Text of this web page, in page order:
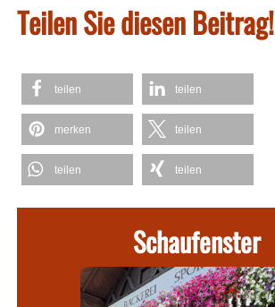
Teilen Sie diesen Beitrag!
teilen teilen
merken teilen
teilen teilen
Schaufenster